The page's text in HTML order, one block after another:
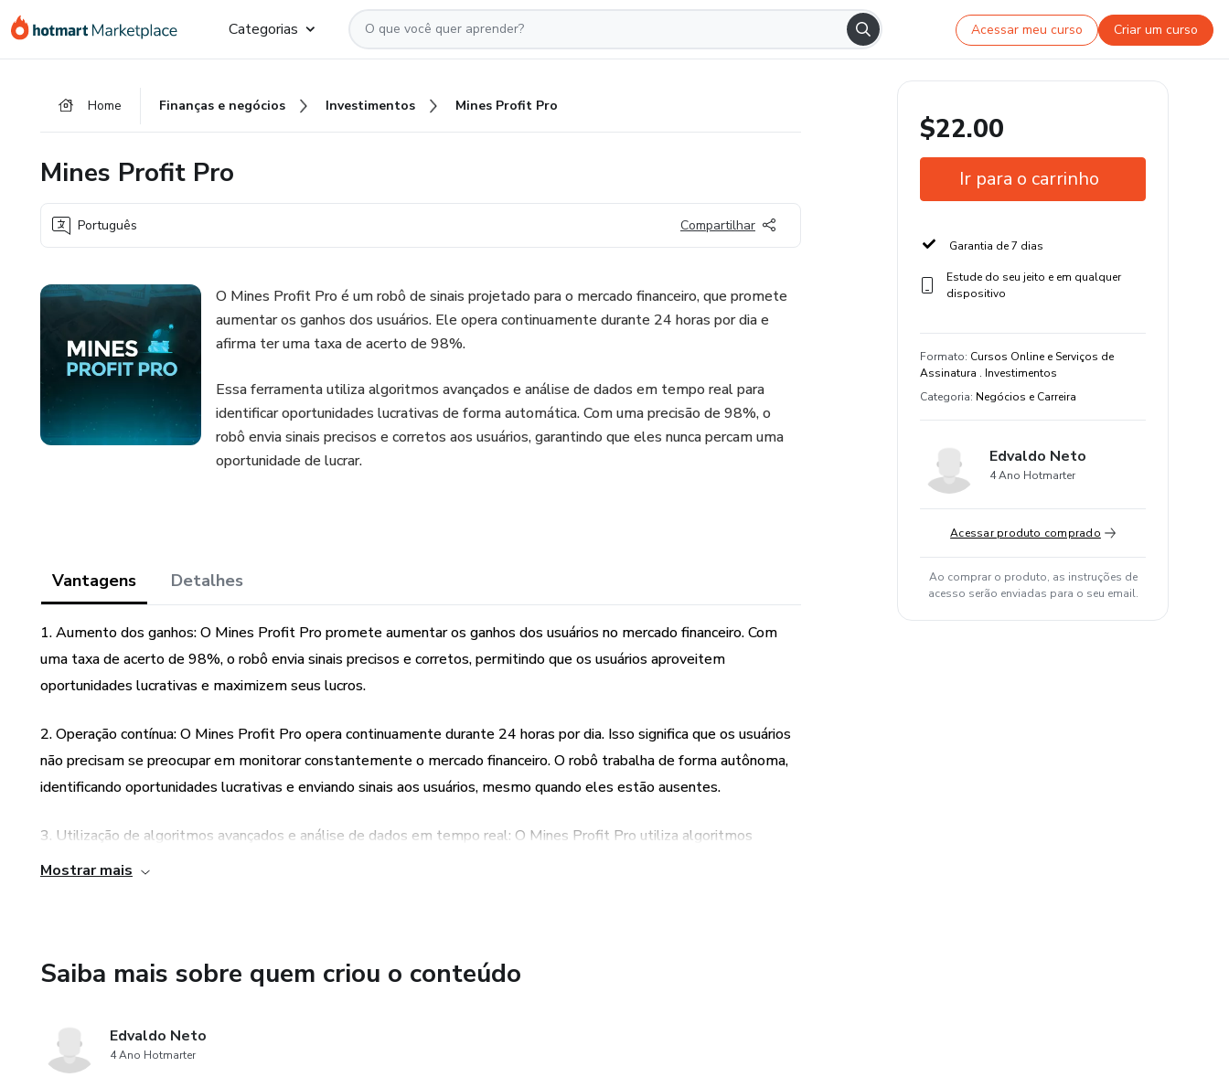
para
para
para
Categorias Acessar meu curso Criar um curso
Home Finanças e negócios Investimentos Mines Profit Pro
Mines Profit Pro
Português Compartilhar
O Mines Profit Pro é um robô de sinais projetado para o mercado financeiro, que promete
aumentar os ganhos dos usuários. Ele opera continuamente durante 24 horas por dia e
afirma ter uma taxa de acerto de 98%.
Essa ferramenta utiliza algoritmos avançados e análise de dados em tempo real para
identificar oportunidades lucrativas de forma automática. Com uma precisão de 98%, o
robô envia sinais precisos e corretos aos usuários, garantindo que eles nunca percam uma
oportunidade de lucrar.
Vantagens Detalhes
1. Aumento dos ganhos: O Mines Profit Pro promete aumentar os ganhos dos usuários no mercado financeiro. Com
uma taxa de acerto de 98%, o robô envia sinais precisos e corretos, permitindo que os usuários aproveitem
oportunidades lucrativas e maximizem seus lucros.
2. Operação contínua: O Mines Profit Pro opera continuamente durante 24 horas por dia. Isso significa que os usuários
não precisam se preocupar em monitorar constantemente o mercado financeiro. O robô trabalha de forma autônoma,
identificando oportunidades lucrativas e enviando sinais aos usuários, mesmo quando eles estão ausentes.
3. Utilização de algoritmos avançados e análise de dados em tempo real: O Mines Profit Pro utiliza algoritmos
avançados e análise de dados em tempo real para identificar oportunidades lucrativas. Isso significa que o robô é capaz
4. Nunca perca uma oportunidade de lucrar: Com a precisão de 98% do Mines Profit Pro, os usuários podem ter a
certeza de que nunca perderão uma oportunidade de lucrar. O robô envia sinais precisos e corretos, permitindo que os
Mostrar mais
Saiba mais sobre quem criou o conteúdo
Edvaldo Neto
4 Ano Hotmarter
$22.00
Ir para o carrinho
Garantia de 7 dias
Estude do seu jeito e em qualquer
dispositivo
Formato: Cursos Online e Serviços de
Assinatura . Investimentos
Categoria: Negócios e Carreira
Edvaldo Neto
4 Ano Hotmarter
Acessar produto comprado
Ao comprar o produto, as instruções de
acesso serão enviadas para o seu email.